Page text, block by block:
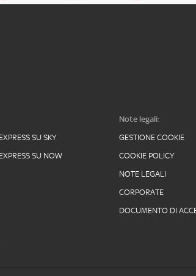
SU SKY
SU NOW
Note legali:
GESTIONE COOKIE
COOKIE POLICY
NOTE LEGALI
CORPORATE
DOCUMENTO DI